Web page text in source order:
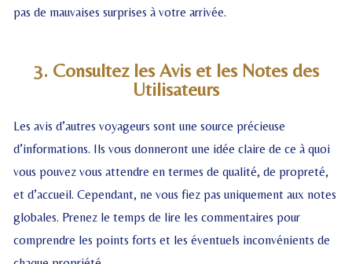
pas de mauvaises surprises à votre arrivée.
3. Consultez les Avis et les Notes des
Utilisateurs
Les avis d’autres voyageurs sont une source précieuse
d’informations. Ils vous donneront une idée claire de ce à quoi
vous pouvez vous attendre en termes de qualité, de propreté,
et d’accueil. Cependant, ne vous fiez pas uniquement aux notes
globales. Prenez le temps de lire les commentaires pour
comprendre les points forts et les éventuels inconvénients de